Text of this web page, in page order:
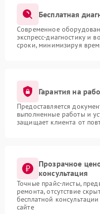
Бесплатная
Современное
экспресс-диагностику и
сроки, минимизируя
Гарантия на
Предоставляется
выполненные работы и
защищает клиента от
Прозрачное
консультация
Точные прайс-листы,
ремонта, отсутствие
бесплатной
сайте